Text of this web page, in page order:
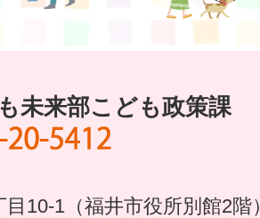
未来部こども政策課
目10-1（福井市役所別館2階